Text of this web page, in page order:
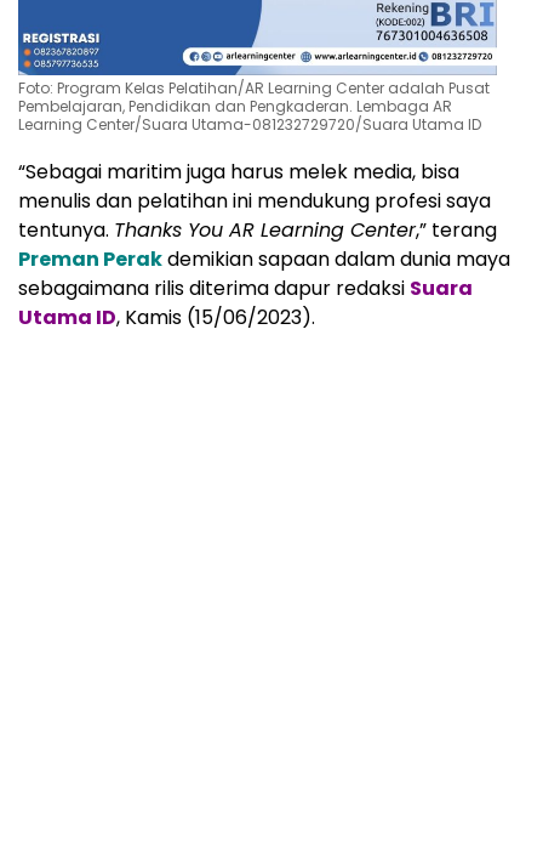
Foto: Program Kelas Pelatihan/AR Learning Center adalah Pusat
Pembelajaran, Pendidikan dan Pengkaderan. Lembaga AR
Learning Center/Suara Utama-081232729720/Suara Utama ID
“Sebagai maritim juga harus melek media, bisa
menulis dan pelatihan ini mendukung profesi saya
tentunya. Thanks You AR Learning Center,” terang
Preman Perakdemikian sapaan dalam dunia maya
sebagaimana rilis diterima dapur redaksi Suara
Utama ID, Kamis (15/06/2023).